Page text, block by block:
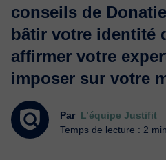
conseils de
bâtir votre identité
affirmer votre
imposer sur votre
Par L’équipe Justifit
Temps de lecture : 2 min.